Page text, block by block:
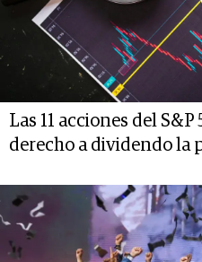
Las 11 acciones del
derecho a dividendo la